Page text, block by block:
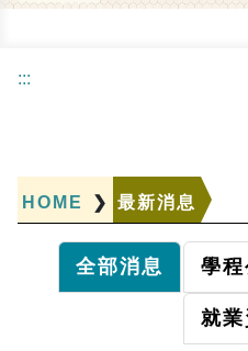
:::
HOME ❯ 最新消息
全部消息 學程
就業